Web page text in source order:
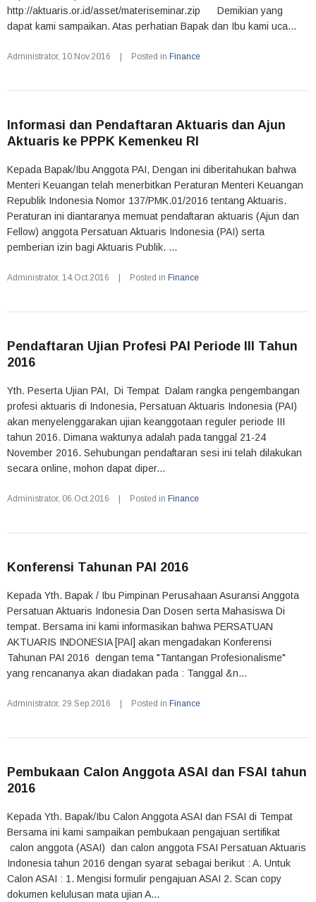
http://aktuaris.or.id/asset/materiseminar.zip Demikian yang
dapat kami sampaikan. Atas perhatian Bapak dan Ibu kami uca...
Administrator, 10.Nov.2016 Posted in Finance
Informasi dan Pendaftaran Aktuaris dan Ajun
Aktuaris ke PPPK Kemenkeu RI
Kepada Bapak/Ibu Anggota PAI, Dengan ini diberitahukan bahwa
Menteri Keuangan telah menerbitkan Peraturan Menteri Keuangan
Republik Indonesia Nomor 137/PMK.01/2016 tentang Aktuaris.
Peraturan ini diantaranya memuat pendaftaran aktuaris (Ajun dan
Fellow) anggota Persatuan Aktuaris Indonesia (PAI) serta
pemberian izin bagi Aktuaris Publik. ...
Administrator, 14.Oct.2016 Posted in Finance
Pendaftaran Ujian Profesi PAI Periode III Tahun
2016
Yth. Peserta Ujian PAI, Di Tempat Dalam rangka pengembangan
profesi aktuaris di Indonesia, Persatuan Aktuaris Indonesia (PAI)
akan menyelenggarakan ujian keanggotaan reguler periode III
tahun 2016. Dimana waktunya adalah pada tanggal 21-24
November 2016. Sehubungan pendaftaran sesi ini telah dilakukan
secara online, mohon dapat diper...
Administrator, 06.Oct.2016 Posted in Finance
Konferensi Tahunan PAI 2016
Kepada Yth. Bapak / Ibu Pimpinan Perusahaan Asuransi Anggota
Persatuan Aktuaris Indonesia Dan Dosen serta Mahasiswa Di
tempat. Bersama ini kami informasikan bahwa PERSATUAN
AKTUARIS INDONESIA [PAI] akan mengadakan Konferensi
Tahunan PAI 2016 dengan tema "Tantangan Profesionalisme"
yang rencananya akan diadakan pada : Tanggal &n...
Administrator, 29.Sep.2016 Posted in Finance
Pembukaan Calon Anggota ASAI dan FSAI tahun
2016
Kepada Yth. Bapak/Ibu Calon Anggota ASAI dan FSAI di Tempat
Bersama ini kami sampaikan pembukaan pengajuan sertifikat
calon anggota (ASAI) dan calon anggota FSAI Persatuan Aktuaris
Indonesia tahun 2016 dengan syarat sebagai berikut : A. Untuk
Calon ASAI : 1. Mengisi formulir pengajuan ASAI 2. Scan copy
dokumen kelulusan mata ujian A...